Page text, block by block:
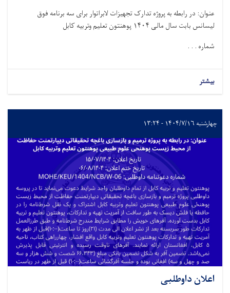
عنوان: در رابطه به پروژه تدارک تجهیزات لابراتوار برای سه برنامه فوق
لیسانس بابت سال مالی ۱۴۰۴ پوهنتون تعلیم وتربیه کابل
شماره . . .
بیشتر
چهارشنبه ۱۴۰۴/۷/۱۶ - ۱۳:۲۴
اعلان داوطلبی